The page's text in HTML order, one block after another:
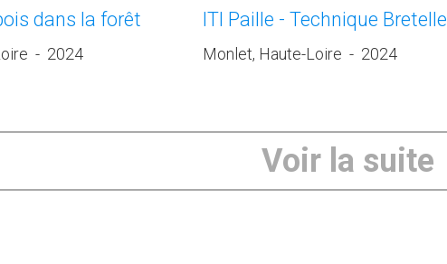
dans la forêt
- 2024
ITI Paille - Technique Bretelle
Monlet, Haute-Loire - 2024
Voir la suite